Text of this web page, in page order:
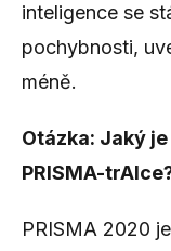
inteligence se
pochybnosti,
méně.
Otázka: Jaký
PRISMA-
PRISMA 2020